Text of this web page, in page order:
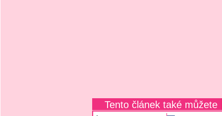
Tento článek také můžete